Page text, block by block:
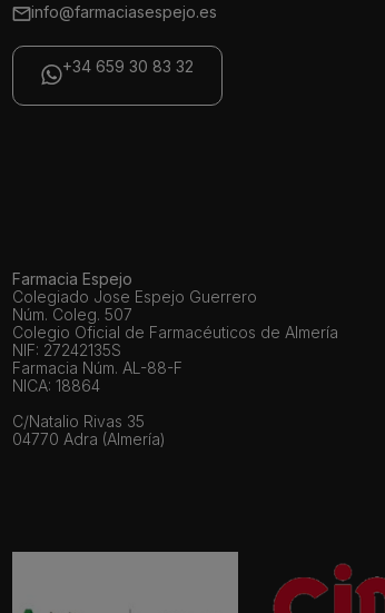
info@farmaciasespejo.es
+34 659 30 83 32
Farmacia Espejo
Colegiado Jose Espejo Guerrero
Núm. Coleg. 507
Colegio Oficial de Farmacéuticos de Almería
NIF: 27242135S
Farmacia Núm. AL-88-F
NICA: 18864
C/Natalio Rivas 35
04770 Adra (Almería)